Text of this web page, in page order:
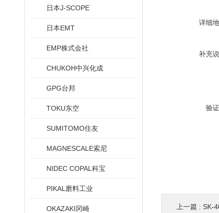
日本J-SCOPE
日本EMT
EMP株式会社
CHUKOH中兴化成
GPG台邦
TOKU东空
SUMITOMO住友
MAGNESCALE索尼
NIDEC COPAL科宝
PIKAL磨料工业
OKAZAKI冈崎
详细
补充
验
上一篇 : SK-